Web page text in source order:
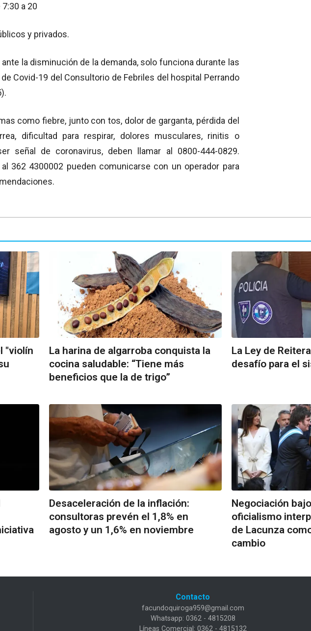
a 20
y privados.
la disminución de la demanda, solo funciona durante las
Covid-19 del Consultorio de Febriles del hospital Perrando
como fiebre, junto con tos, dolor de garganta, pérdida del
dificultad para respirar, dolores musculares, rinitis o
señal de coronavirus, deben llamar al 0800-444-0829.
362 4300002 pueden comunicarse con un operador para
"violín
La harina de algarroba conquista la
cocina saludable: “Tiene más
beneficios que la de trigo”
La Ley de
desafío para el
Desaceleración de la inflación:
consultoras prevén el 1,8% en
agosto y un 1,6% en noviembre
Negociación
oficialismo
de Lacunza
cambio
Contacto
facundoquiroga959@gmail.com
Whatsapp: 0362 - 4815208
Líneas Comercial: 0362 - 4815132